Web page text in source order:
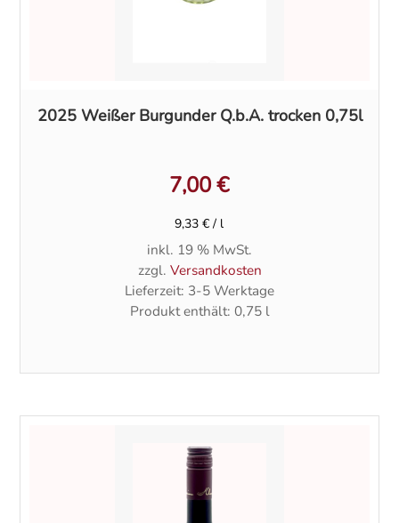
2025 Weißer Burgunder Q.b.A. trocken 0,75l
7,00€
9,33€ / l
inkl. 19 % MwSt.
zzgl. Versandkosten
Lieferzeit: 3-5 Werktage
Produkt enthält: 0,75 l